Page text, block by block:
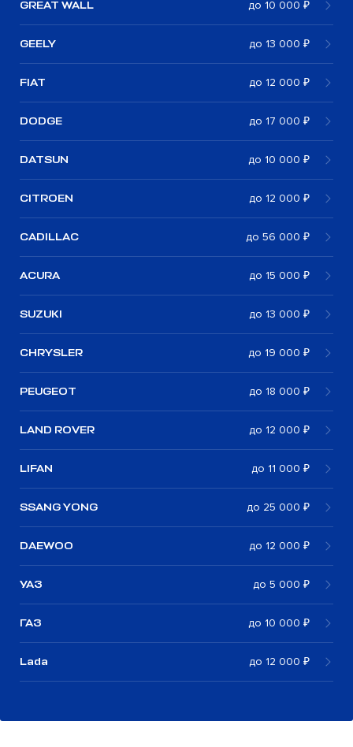
GREAT WALL до 10 000 ₽
GEELY до 13 000 ₽
FIAT до 12 000 ₽
DODGE до 17 000 ₽
DATSUN до 10 000 ₽
CITROEN до 12 000 ₽
CADILLAC до 56 000 ₽
ACURA до 15 000 ₽
SUZUKI до 13 000 ₽
CHRYSLER до 19 000 ₽
PEUGEOT до 18 000 ₽
LAND ROVER до 12 000 ₽
LIFAN до 11 000 ₽
SSANG YONG до 25 000 ₽
DAEWOO до 12 000 ₽
УАЗ до 5 000 ₽
ГАЗ до 10 000 ₽
Lada до 12 000 ₽